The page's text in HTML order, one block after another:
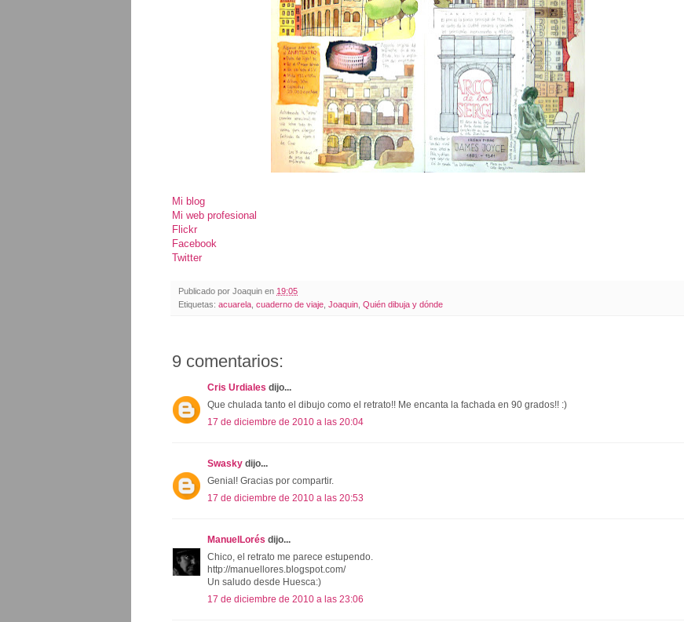
Mi blog
Mi web profesional
Flickr
Facebook
Twitter
Publicado por Joaquin en 19:05
Etiquetas: acuarela cuaderno de viaje Joaquin Quién dibuja y dónde
9 comentarios:
Cris Urdiales dijo...
Que chulada tanto el dibujo como el retrato!! Me encanta la fachada en 90 grados!! :)
17 de diciembre de 2010 a las 20:04
Swasky dijo...
Genial! Gracias por compartir.
17 de diciembre de 2010 a las 20:53
ManuelLorés dijo...
Chico, el retrato me parece estupendo.
http://manuellores.blogspot.com/
Un saludo desde Huesca:)
17 de diciembre de 2010 a las 23:06